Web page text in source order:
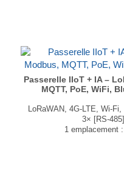
Passerelle IIoT + IA –
MQTT, PoE, WiFi,
LoRaWAN, 4G-LTE, Wi-
3× [RS-
1 emplacement